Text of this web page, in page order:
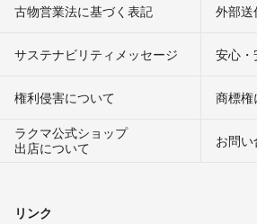
古物営業法に基づく表記 外部送
サステナビリティメッセージ 安心・
権利侵害について
商標権
ラクマ公式ショップ
出店について
お問
リンク